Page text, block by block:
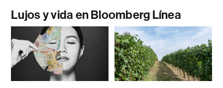
Lujos y vida en Bloomberg Línea